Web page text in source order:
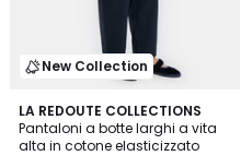
New Collection
LA REDOUTE COLLECTIONS
Pantaloni a botte larghi a vita
alta in cotone elasticizzato
2
Colori